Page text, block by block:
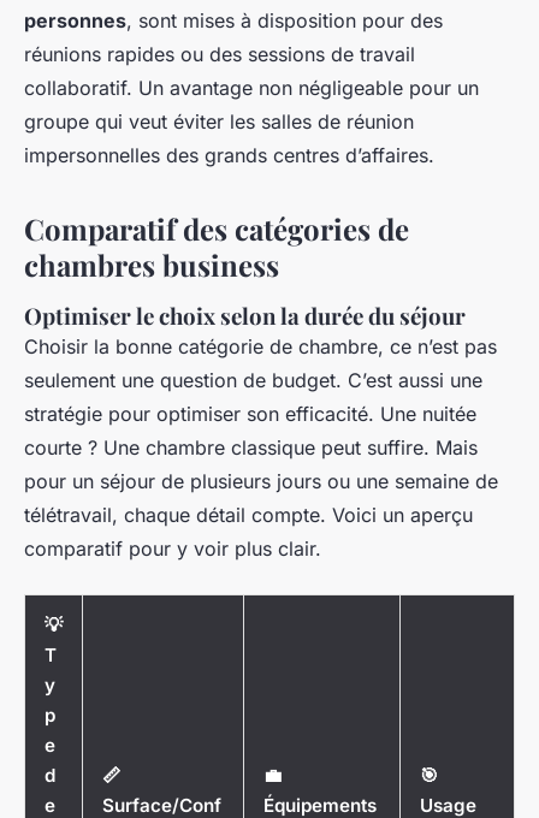
personnes, sont mises à disposition pour des
réunions rapides ou des sessions de travail
collaboratif. Un avantage non négligeable pour un
groupe qui veut éviter les salles de réunion
impersonnelles des grands centres d’affaires.
Comparatif des catégories de
chambres business
Optimiser le choix selon la durée du séjour
Choisir la bonne catégorie de chambre, ce n’est pas
seulement une question de budget. C’est aussi une
stratégie pour optimiser son efficacité. Une nuitée
courte ? Une chambre classique peut suffire. Mais
pour un séjour de plusieurs jours ou une semaine de
télétravail, chaque détail compte. Voici un aperçu
comparatif pour y voir plus clair.
💡
T
y
p
e
d
e
📏
Surface/Conf
💼
Équipements
🎯
Usage